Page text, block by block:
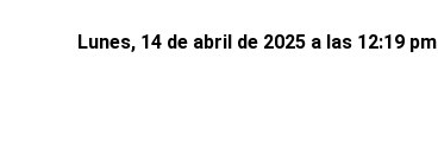
Lunes, 14 de abril de 2025 a las 12:19 pm